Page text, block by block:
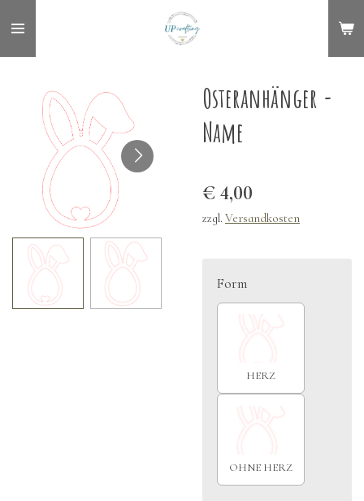
Osteranhänger -
Name
€ 4,00
zzgl. Versandkosten
Form
HERZ
OHNE HERZ